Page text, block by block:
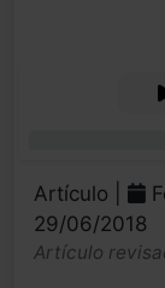
Artículo |
29/06/2018
Artículo